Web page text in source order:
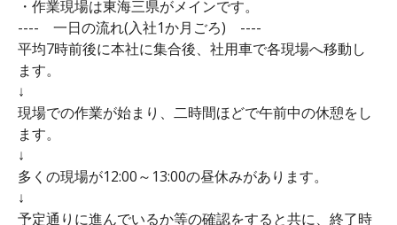
・作業現場は東海三県がメインです。
---- 一日の流れ(入社1か月ごろ) ----
平均7時前後に本社に集合後、社用車で各現場へ移動し
ます。
↓
現場での作業が始まり、二時間ほどで午前中の休憩をし
ます。
↓
多くの現場が12:00～13:00の昼休みがあります。
↓
予定通りに進んでいるか等の確認をすると共に、終了時